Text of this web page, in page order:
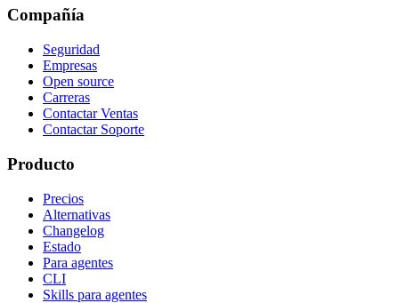
Compañía
Seguridad
Empresas
Open source
Carreras
Contactar Ventas
Contactar Soporte
Producto
Precios
Alternativas
Changelog
Estado
Para agentes
CLI
Skills para agentes